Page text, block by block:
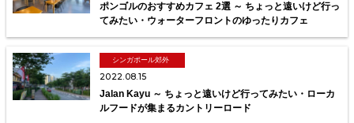
ポンゴルのおすすめカフェ 2選 ～ ちょっと遠いけど行っ
てみたい・ウォーターフロントのゆったりカフェ
シンガポール郊外
2022.08.15
Jalan Kayu ～ ちょっと遠いけど行ってみたい・ローカ
ルフードが集まるカントリーロード